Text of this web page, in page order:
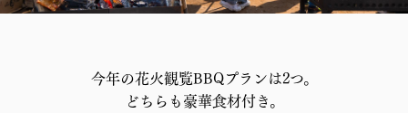
今年の花火観覧BBQプランは2つ。
どちらも豪華食材付き。